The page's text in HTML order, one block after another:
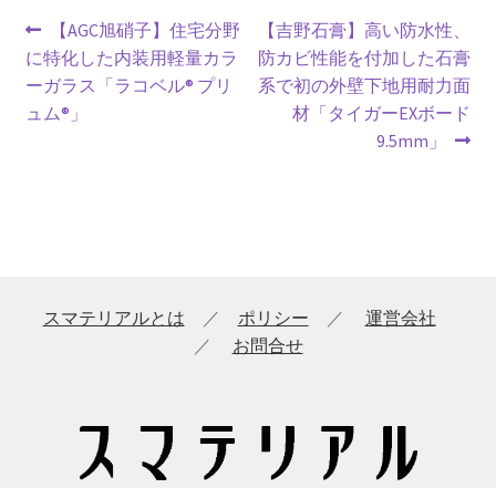
投
稿
ナ
ョ
前
の
投
稿:
【AGC旭硝子】住宅分野
に特化した内装用軽量カラ
ーガラス「ラコベル® プリ
ュム®」
次
の
投
【吉野石膏】高い防水性、
防カビ性能を付加した石膏
系で初の外壁下地用耐力面
材「タイガーEXボード
9.5mm」
スマテリアルとは ／ ポリシー ／ 運営会社
／ お問合せ